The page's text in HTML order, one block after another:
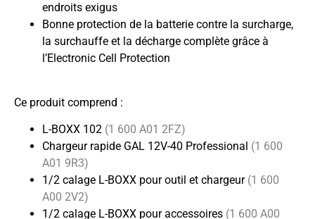
endroits exigus
Bonne protection de la batterie contre la surcharge,
la surchauffe et la décharge complète grâce à
l’Electronic Cell Protection
Ce produit comprend :
L-BOXX 102 (1 600 A01 2FZ)
Chargeur rapide GAL 12V-40 Professional (1 600
A01 9R3)
1/2 calage L-BOXX pour outil et chargeur (1 600
A00 2V2)
1/2 calage L-BOXX pour accessoires (1 600 A00